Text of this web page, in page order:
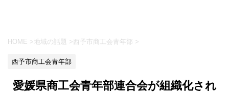
HOME >地域の話題 >西予市商工会青年部 >
西予市商工会青年部
愛媛県商工会青年部連合会が組織化され